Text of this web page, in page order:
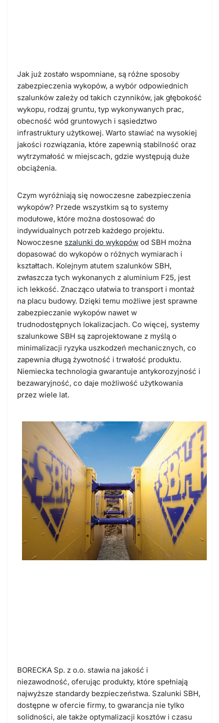
Jak już zostało wspomniane, są różne sposoby
zabezpieczenia wykopów, a wybór odpowiednich
szalunków zależy od takich czynników, jak głębokość
wykopu, rodzaj gruntu, typ wykonywanych prac,
obecność wód gruntowych i sąsiedztwo
infrastruktury użytkowej. Warto stawiać na wysokiej
jakości rozwiązania, które zapewnią stabilność oraz
wytrzymałość w miejscach, gdzie występują duże
obciążenia.
Czym wyróżniają się nowoczesne zabezpieczenia
wykopów? Przede wszystkim są to systemy
modułowe, które można dostosować do
indywidualnych potrzeb każdego projektu.
Nowoczesne szalunki do wykopów od SBH można
dopasować do wykopów o różnych wymiarach i
kształtach. Kolejnym atutem szalunków SBH,
zwłaszcza tych wykonanych z aluminium F25, jest
ich lekkość. Znacząco ułatwia to transport i montaż
na placu budowy. Dzięki temu możliwe jest sprawne
zabezpieczanie wykopów nawet w
trudnodostępnych lokalizacjach. Co więcej, systemy
szalunkowe SBH są zaprojektowane z myślą o
minimalizacji ryzyka uszkodzeń mechanicznych, co
zapewnia długą żywotność i trwałość produktu.
Niemiecka technologia gwarantuje antykorozyjność i
bezawaryjność, co daje możliwość użytkowania
przez wiele lat.
BORECKA Sp. z o.o. stawia na jakość i
niezawodność, oferując produkty, które spełniają
najwyższe standardy bezpieczeństwa. Szalunki SBH,
dostępne w ofercie firmy, to gwarancja nie tylko
solidności, ale także optymalizacji kosztów i czasu